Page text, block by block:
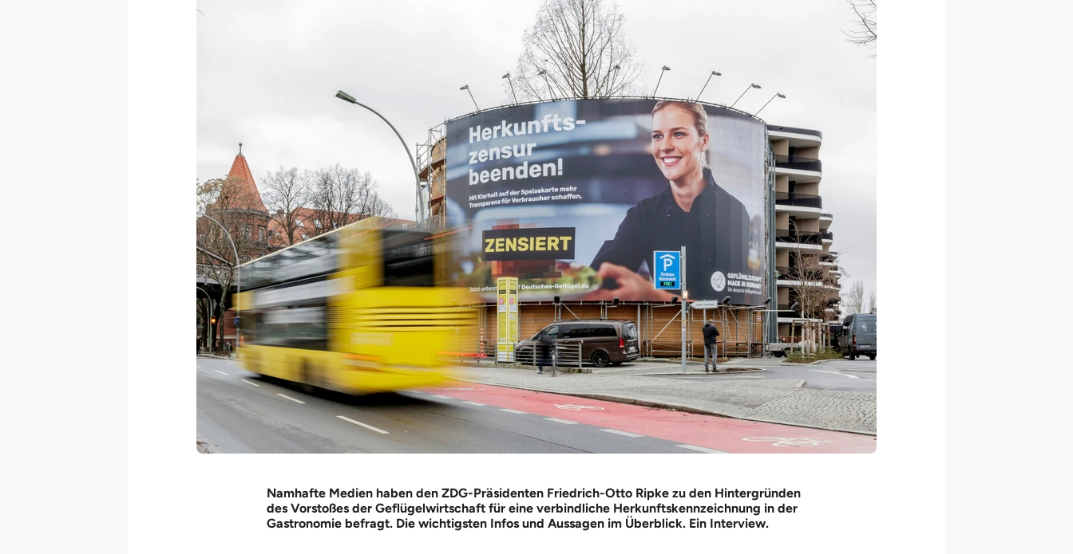
Namhafte Medien haben den ZDG-Präsidenten Friedrich-Otto Ripke zu den Hintergründen
des Vorstoßes der Geflügelwirtschaft für eine verbindliche Herkunftskennzeichnung in der
Gastronomie befragt. Die wichtigsten Infos und Aussagen im Überblick. Ein Interview.